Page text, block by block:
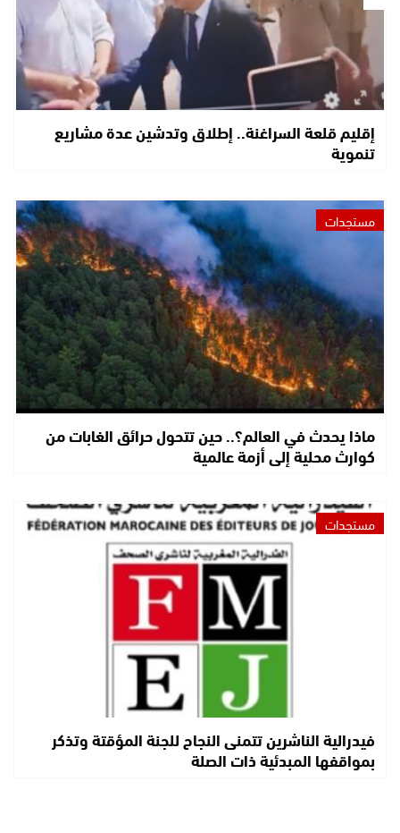
إقليم قلعة السراغنة.. إطلاق وتدشين عدة مشاريع
تنموية
مستجدات
ماذا يحدث في العالم؟.. حين تتحول حرائق الغابات من
كوارث محلية إلى أزمة عالمية
مستجدات
فيدرالية الناشرين تتمنى النجاح للجنة المؤقتة وتذكر
بمواقفها المبدئية ذات الصلة